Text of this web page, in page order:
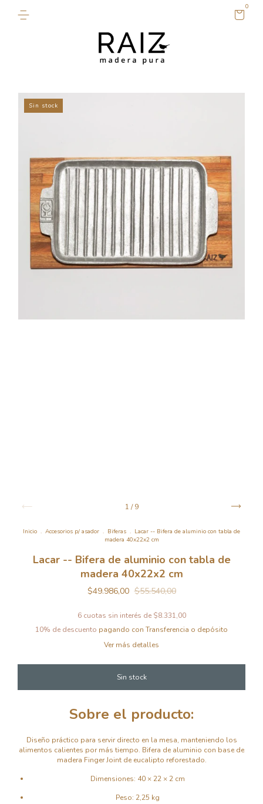
0
Sin stock
1 /9
Inicio . Accesorios p/ asador . Biferas . Lacar -- Bifera de aluminio con tabla de
madera 40x22x2 cm
Lacar -- Bifera de aluminio con tabla de
madera 40x22x2 cm
$49.986,00 $55.540,00
6 cuotas sin interés de $8.331,00
10% de descuento pagando con Transferencia o depósito
Ver más detalles
Sobre el producto:
Diseño práctico para servir directo en la mesa, manteniendo los
alimentos calientes por más tiempo. Bifera de aluminio con base de
madera Finger Joint de eucalipto reforestado.
Dimensiones: 40 × 22 × 2 cm
Peso: 2,25 kg